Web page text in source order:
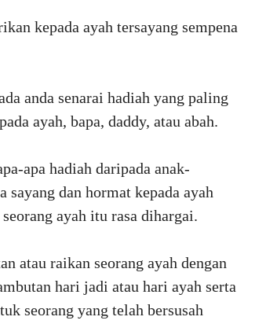
kepada ayah tersayang sempena
anda senarai hadiah yang paling
ayah, bapa, daddy, atau abah.
apa hadiah daripada anak-
sayang dan hormat kepada ayah
ayah itu rasa dihargai.
atau raikan seorang ayah dengan
hari jadi atau hari ayah serta
seorang yang telah bersusah